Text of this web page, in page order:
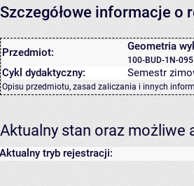
Szczegółowe informacje o
Przedmiot: Geometria
100-BUD-1N-095
Cykl dydaktyczny: Semestr
Opisu przedmiotu, zasad zaliczania i innych
Aktualny stan oraz możliwe
Aktualny tryb rejestracji: